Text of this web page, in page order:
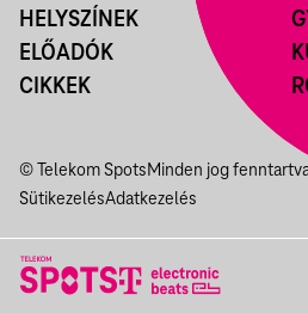
HELYSZÍNEK
ELŐADÓK
CIKKEK
© Telekom SpotsMinden jog
SütikezelésAdatkezelés